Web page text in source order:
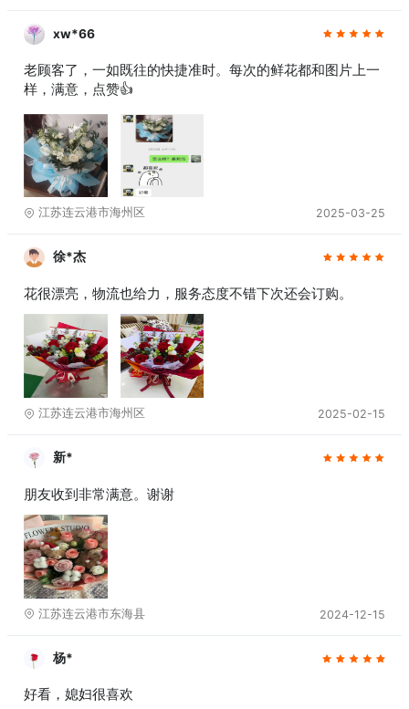
xw*66
老顾客了，一如既往的快捷准时。每次的鲜花都和图片上一
样，满意，点赞👍
江苏连云港市海州区 2025-03-25
徐*杰
花很漂亮，物流也给力，服务态度不错下次还会订购。
江苏连云港市海州区 2025-02-15
新*
朋友收到非常满意。谢谢
江苏连云港市东海县 2024-12-15
杨*
好看，媳妇很喜欢